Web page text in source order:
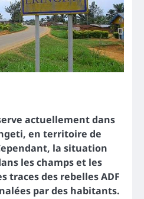
actuellement dans
en territoire de
la situation
les champs et les
traces des rebelles ADF
par des habitants.